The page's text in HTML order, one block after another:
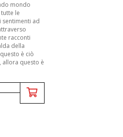
mondo
le
sentimenti ad
racconti
della
è ciò
allora questo è